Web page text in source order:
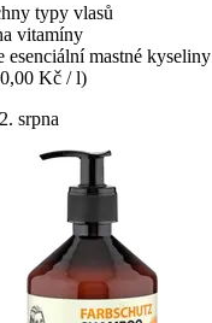
typy vlasů
vitamíny
esenciální mastné kyseliny
Kč / l)
srpna